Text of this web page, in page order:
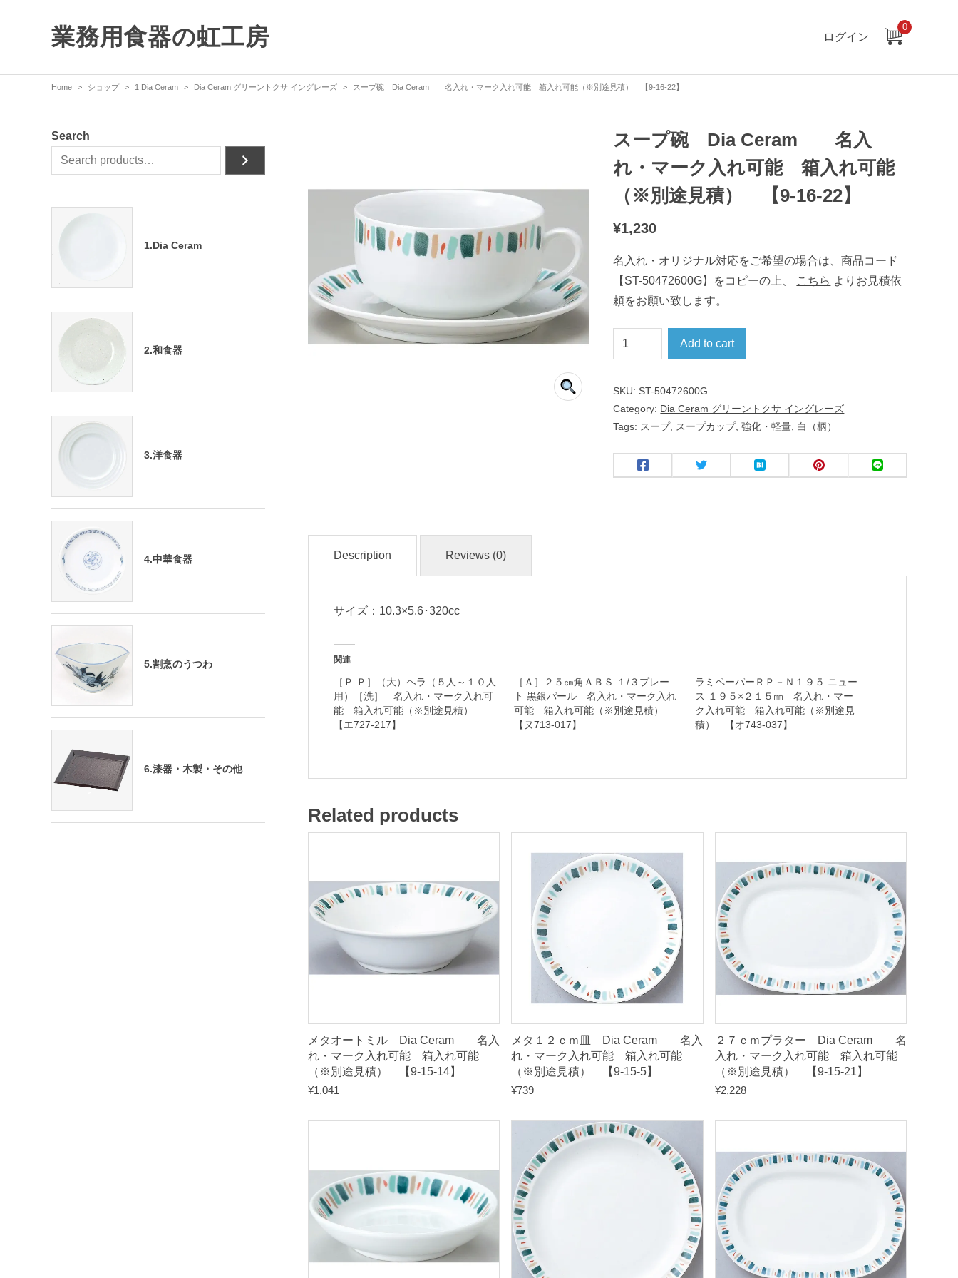
業務用食器の虹工房 ログイン
0
Home ショップ 1.Dia Ceram Dia Ceram グリーントクサ イングレーズ スープ碗 Dia Ceram 名入れ・マーク入れ可能 箱入れ可能（※別途見積） 【9-16-22】
スープ碗 Dia Ceram 名入
れ・マーク入れ可能 箱入れ可能
（※別途見積） 【9-16-22】
¥1,230
名入れ・オリジナル対応をご希望の場合は、商品コード
【ST-50472600G】をコピーの上、
こちら よりお見積依
頼をお願い致します。
ス
ー
碗
i
a
m
れ
・
マ
入
能
※
途
見
積
【
Add to cart
SKU: ST-50472600G
Category: Dia Ceram グリーントクサ イングレーズ
Tags: スープ, スープカップ,強化・軽量 白（柄）
Description Reviews (0)
サイズ：10.3×5.6･320cc
関連
［Ｐ.Ｐ］（大）ヘラ（５人～１０人
用）［洗］ 名入れ・マーク入れ可
能 箱入れ可能（※別途見積）
【エ727-217】
［Ａ］２５㎝角ＡＢＳ １/３プレー
ト 黒銀パール 名入れ・マーク入れ
可能 箱入れ可能（※別途見積）
【ヌ713-017】
ラミペーパーＲＰ－Ｎ１９５ ニュー
ス １９５×２１５㎜ 名入れ・マー
ク入れ可能 箱入れ可能（※別途見
積） 【オ743-037】
Related products
メタオートミル Dia Ceram 名入
れ・マーク入れ可能 箱入れ可能
（※別途見積） 【9-15-14】
¥1,041
メタ１２ｃｍ皿 Dia Ceram 名入
れ・マーク入れ可能 箱入れ可能
（※別途見積） 【9-15-5】
¥739
２７ｃｍプラター Dia Ceram 名
入れ・マーク入れ可能 箱入れ可能
（※別途見積） 【9-15-21】
¥2,228
Search
1.Dia Ceram
2.和食器
3.洋食器
4.中華食器
5.割烹のうつわ
6.漆器・木製・その他